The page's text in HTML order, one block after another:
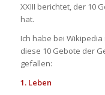
XXIII berichtet, der 10
hat.
Ich habe bei
diese 10 Gebote der
gefallen:
1. Leben